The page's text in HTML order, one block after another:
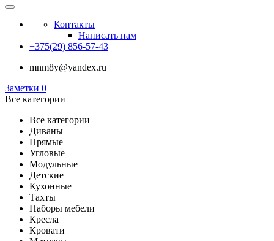
Контакты
Написать нам
+375(29) 856-57-43
mnm8y@yandex.ru
Заметки 0
Все категории
Все категории
Диваны
Прямые
Угловые
Модульные
Детские
Кухонные
Тахты
Наборы мебели
Кресла
Кровати